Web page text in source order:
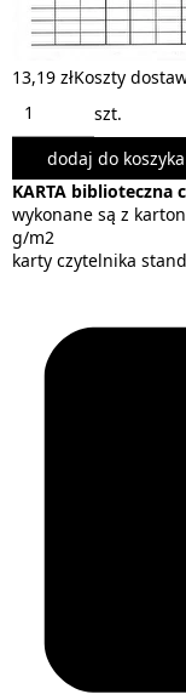
13,19 złKoszty
szt.
dodaj do koszyka
KARTA biblioteczna
wykonane są z
g/m2
karty czytelnika